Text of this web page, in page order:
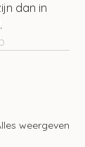
dan in
weergeven